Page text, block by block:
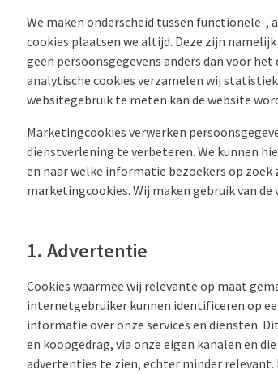
We maken onderscheid tussen functionele-
cookies plaatsen we altijd. Deze zijn
geen persoonsgegevens anders dan voor
analytische cookies verzamelen wij
websitegebruik te meten kan de website
Marketingcookies verwerken
dienstverlening te verbeteren. We kunnen
en naar welke informatie bezoekers op
marketingcookies. Wij maken gebruik van
1. Advertentie
Cookies waarmee wij relevante op maat
internetgebruiker kunnen identificeren op
informatie over onze services en diensten.
en koopgedrag, via onze eigen kanalen en
advertenties te zien, echter minder